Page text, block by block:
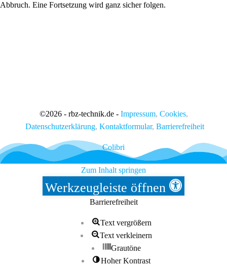
Abbruch. Eine Fortsetzung wird ganz sicher folgen.
©2026 - rbz-technik.de - Impressum, Cookies,
Datenschutzerklärung, Kontaktformular, Barrierefreiheit
Colibri
Zum Inhalt springen
Werkzeugleiste öffnen
Barrierefreiheit
Text vergrößern
Text verkleinern
Grautöne
Hoher Kontrast